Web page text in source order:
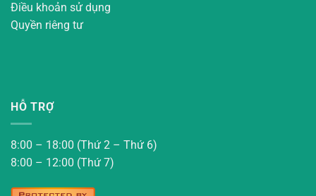
Điều khoản sử dụng
Quyền riêng tư
HỖ TRỢ
8:00 – 18:00 (Thứ 2 – Thứ 6)
8:00 – 12:00 (Thứ 7)